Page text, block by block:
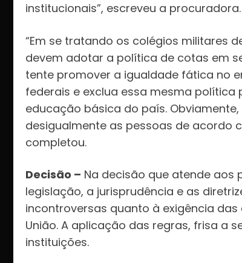
institucionais”, escreveu a procuradora.
“Em se tratando os colégios militares
devem adotar a política de cotas em
tente promover a igualdade fática no
federais e exclua essa mesma
educação básica do país.
desigualmente as pessoas de acordo
completou.
Decisão – Na decisão que atende aos
legislação, a jurisprudência e as
incontroversas quanto à exigência
União. A aplicação das regras, frisa a
instituições.